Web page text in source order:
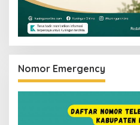
Nomor Emergency